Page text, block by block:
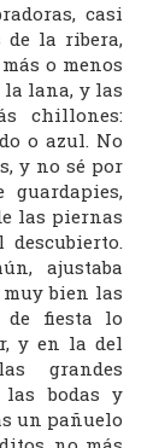
casi
de la ribera,
o menos
la lana, y las
chillones:
o azul. No
y no sé por
guardapies,
las piernas
descubierto.
ajustaba
bien las
de fiesta lo
y en la del
grandes
las bodas y
un pañuelo